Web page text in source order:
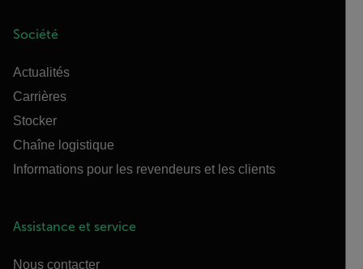
Société
Actualités
Carrières
Stocker
Chaîne logistique
Informations pour les revendeurs et les clients
Assistance et service
Nous contacter